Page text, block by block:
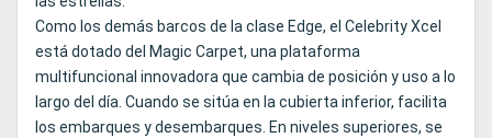
Como los demás barcos de la clase Edge, el Celebrity Xcel
está dotado del Magic Carpet, una plataforma
multifuncional innovadora que cambia de posición y uso a lo
largo del día. Cuando se sitúa en la cubierta inferior, facilita
los embarques y desembarques. En niveles superiores, se